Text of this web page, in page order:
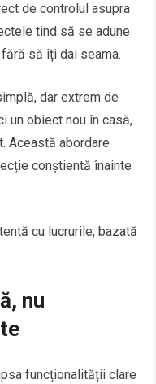
de controlul asupra
tind să se adune
să îți dai seama.
dar extrem de
un obiect nou în casă,
Această abordare
conștientă înainte
cu lucrurile, bazată
nu
funcționalității clare